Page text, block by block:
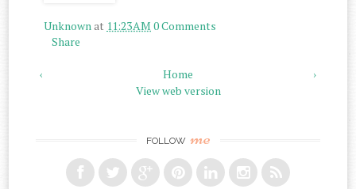
Unknownat 11:23 AM 0 Comments
Share
‹ ›
Home
View web version
FOLLOW me